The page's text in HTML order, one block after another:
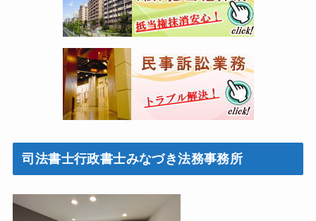
司法書士行政書士みなづき法務事務所